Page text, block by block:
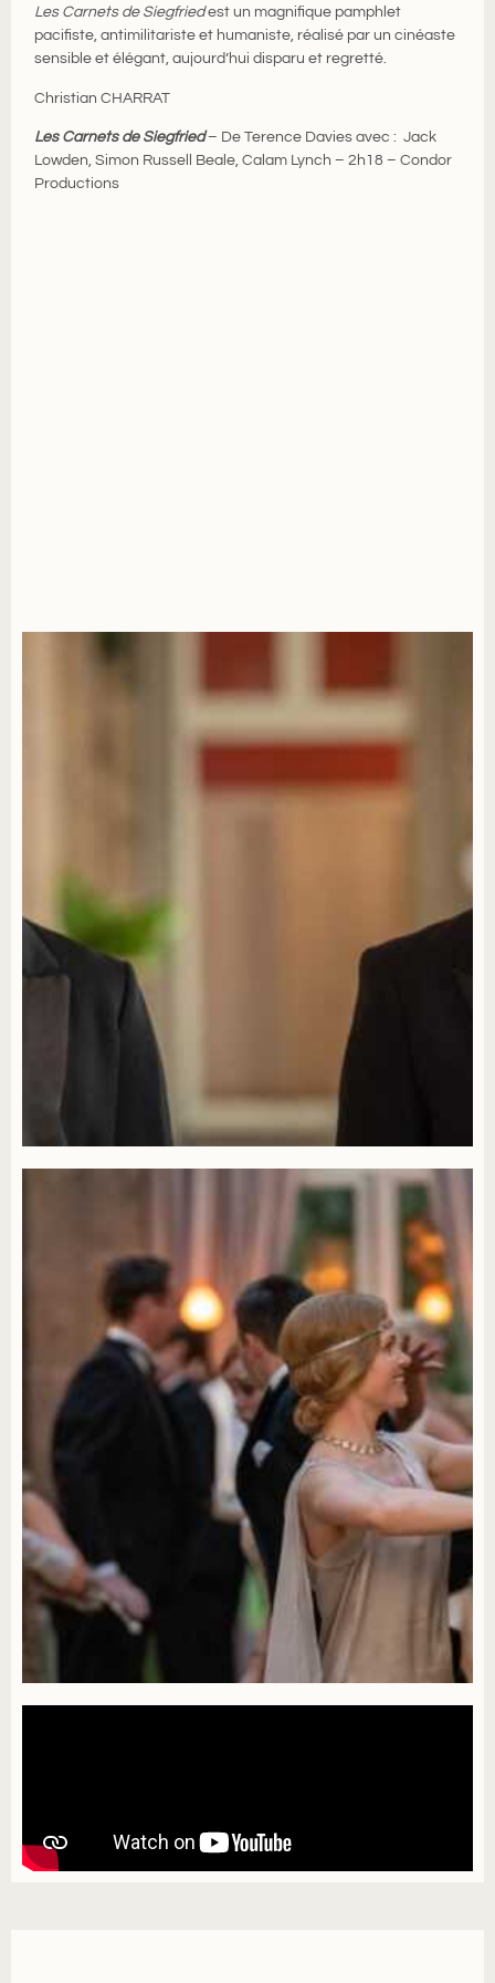
Les Carnets de Siegfriedest un magnifique pamphlet
pacifiste, antimilitariste et humaniste, réalisé par un cinéaste
sensible et élégant, aujourd’hui disparu et regretté.
Christian CHARRAT
Les Carnets de Siegfried– De Terence Davies avec : Jack
Lowden, Simon Russell Beale, Calam Lynch – 2h18 – Condor
Productions